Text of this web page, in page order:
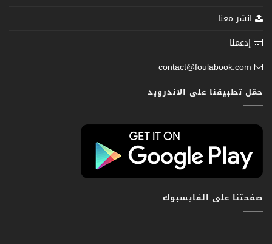
انشر معنا
إدعمنا
contact@foulabook.com
حمّل تطبيقنا على الاندرويد
صفحتنا على الفايسبوك